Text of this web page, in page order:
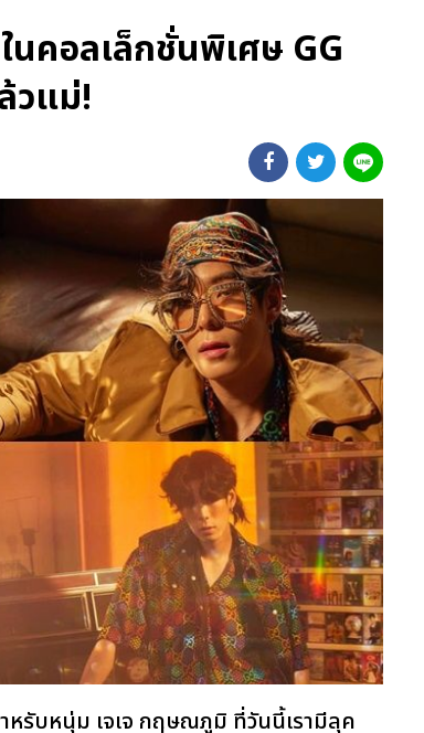
คอลเล็กชั่นพิเศษ GG
วแม่!
รับหนุ่ม เจเจ กฤษณภูมิ ที่วันนี้เรามีลุค